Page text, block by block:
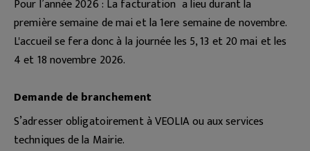
Pour l’année 2026 : La facturation a lieu durant la
première semaine de mai et la 1ere semaine de novembre.
L'accueil se fera donc à la journée les 5, 13 et 20 mai et les
4 et 18 novembre 2026.
Demande de branchement
S’adresser obligatoirement à VEOLIA ou aux services
techniques de la Mairie.